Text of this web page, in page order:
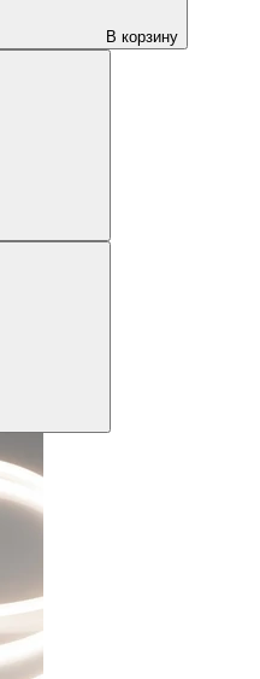
В корзину